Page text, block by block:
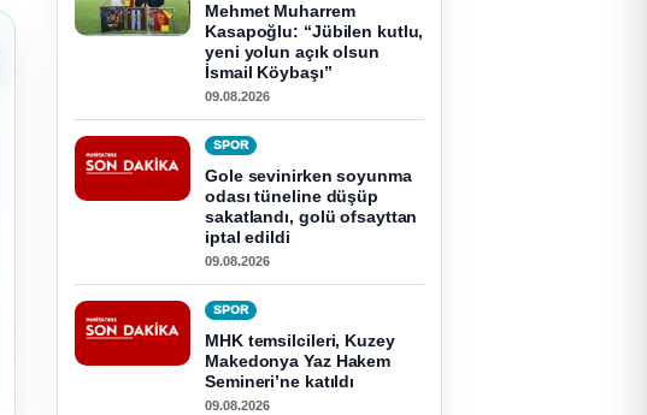
Mehmet Muharrem
Kasapoğlu: “Jübilen kutlu,
yeni yolun açık olsun
İsmail Köybaşı”
09.08.2026
SPOR
Gole sevinirken soyunma
odası tüneline düşüp
sakatlandı, golü ofsayttan
iptal edildi
09.08.2026
SPOR
MHK temsilcileri, Kuzey
Makedonya Yaz Hakem
Semineri’ne katıldı
09.08.2026